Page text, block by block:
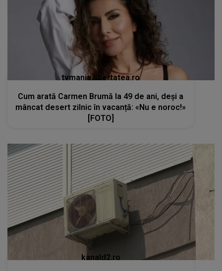
tvmania.libertatea.ro
Cum arată Carmen Brumă la 49 de ani, deși a
mâncat desert zilnic în vacanță: «Nu e noroc!»
[FOTO]
kanald2.ro